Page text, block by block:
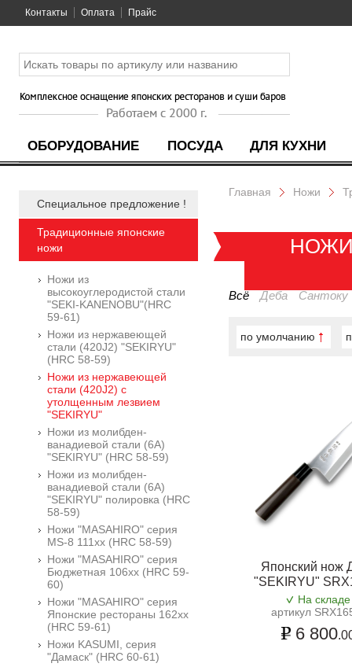
Контакты Оплата Прайс
ОБОРУДОВАНИЕ ПОСУДА ДЛЯ КУХНИ
Специальное предложение !
Традиционные японские
ножи
Ножи из
высокоуглеродистой стали
"SEKI-KANENOBU"(HRC
59-61)
Ножи из нержавеющей
стали (420J2) "SEKIRYU"
(HRC 58-59)
Ножи из нержавеющей
стали (420J2) с
утолщенным лезвием
"SEKIRYU"
Ножи из молибден-
ванадиевой стали (6A)
"SEKIRYU" (HRC 58-59)
Ножи из молибден-
ванадиевой стали (6A)
"SEKIRYU" полировка (HRC
58-59)
Ножи "MASAHIRO" серия
MS-8 111xx (HRC 58-59)
Ножи "MASAHIRO" серия
Бюджетная 106xx (HRC 59-
60)
Ножи "MASAHIRO" серия
Японские рестораны 162xx
(HRC 59-61)
Ножи KASUMI, серия
"Дамаск" (HRC 60-61)
Главная Ножи
Всё Деба Сантоку
по умолчанию
Японский нож
"SEKIRYU"
На складе
артикул
6 800